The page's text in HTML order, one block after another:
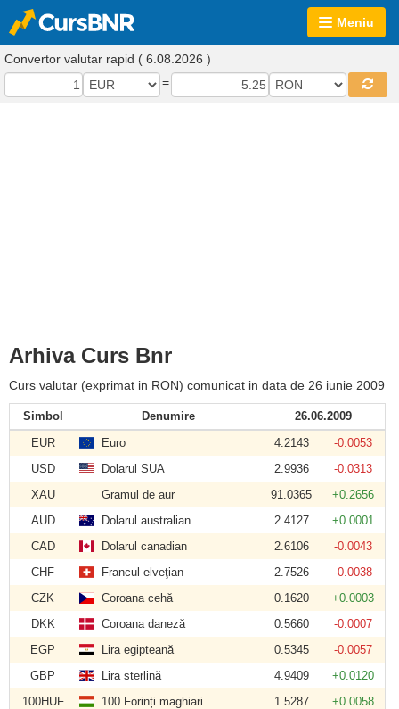
Meniu
Convertor valutar rapid ( 6.08.2026 )
=
Arhiva Curs Bnr
Curs valutar (exprimat in RON) comunicat in data de 26 iunie 2009
Simbol Denumire
26.06.2009
EUR
Euro 4.2143
-0.0053
USD
Dolarul SUA 2.9936
-0.0313
XAU
Gramul de aur 91.0365
+0.2656
AUD
Dolarul australian 2.4127
+0.0001
CAD
Dolarul canadian 2.6106
-0.0043
CHF
Francul elveţian 2.7526
-0.0038
CZK
Coroana cehă 0.1620
+0.0003
DKK
Coroana daneză 0.5660
-0.0007
EGP
Lira egipteană 0.5345
-0.0057
GBP
Lira sterlină 4.9409
+0.0120
100HUF
100 Forinți maghiari 1.5287
+0.0058